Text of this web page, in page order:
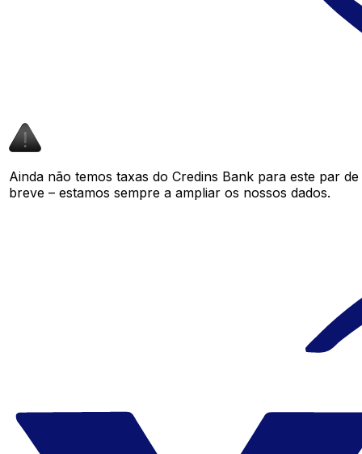
Ainda não temos taxas do Credins Bank para este par
breve – estamos sempre a ampliar os nossos dados.